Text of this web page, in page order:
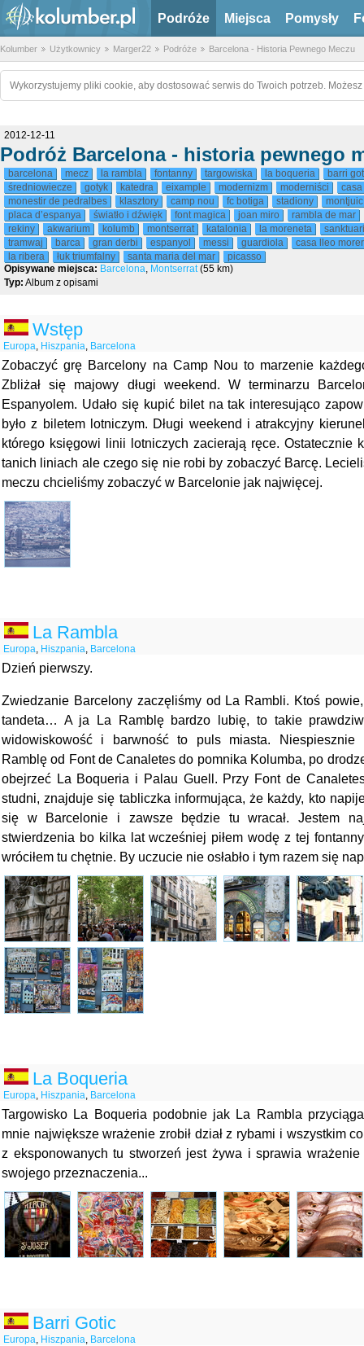
Podróże Miejsca Pomysły
Kolumber Użytkownicy Marger22 Podróże Barcelona - Historia Pewnego Meczu
Wykorzystujemy pliki cookie, aby dostosować serwis do Twoich potrzeb.
2012-12-11
Podróż Barcelona - historia pewnego
barcelona mecz la rambla fontanny targowiska la boqueria
barri
średniowiecze
gotyk katedra eixample modernizm moderniści
monestir de pedralbes
klasztory camp nou fc botiga stadiony
montjuic
placa d’espanya
światło i dźwięk font magica joan miro
rambla de mar
rekiny
akwarium kolumb montserrat katalonia la moreneta
tramwaj
barca gran derbi espanyol messi guardiola
casa lleo
la ribera
łuk triumfalny santa maria del mar
picasso
Opisywane miejsca: Barcelona, Montserrat(55 km)
Typ: Album z opisami
Wstęp
Europa, Hiszpania, Barcelona
Zobaczyć grę Barcelony na Camp Nou to marzenie
Zbliżał się majowy długi weekend. W terminarzu
Espanyolem. Udało się kupić bilet na tak interesująco
było z biletem lotniczym. Długi weekend i atrakcyjny
którego księgowi linii lotniczych zacierają ręce. Ostatecznie
tanich liniach ale czego się nie robi by zobaczyć Barcę.
meczu chcieliśmy zobaczyć w Barcelonie jak najwięcej.
La Rambla
Europa, Hiszpania, Barcelona
Dzień pierwszy.
Zwiedzanie Barcelony zaczęliśmy od La Rambli. Ktoś
tandeta… A ja La Ramblę bardzo lubię, to takie
widowiskowość i barwność to puls miasta. Niespiesznie
Ramblę od Font de Canaletes do pomnika Kolumba, po
obejrzeć La Boqueria i Palau Guell. Przy Font de
studni, znajduje się tabliczka informująca, że każdy, kto
się w Barcelonie i zawsze będzie tu wracał. Jestem
stwierdzenia bo kilka lat wcześniej piłem wodę z tej
wróciłem tu chętnie. By uczucie nie osłabło i tym razem się
La Boqueria
Europa, Hiszpania, Barcelona
Targowisko La Boqueria podobnie jak La Rambla
mnie największe wrażenie zrobił dział z rybami i wszystkim
z eksponowanych tu stworzeń jest żywa i sprawia wrażenie
swojego przeznaczenia...
Barri Gotic
Europa, Hiszpania, Barcelona